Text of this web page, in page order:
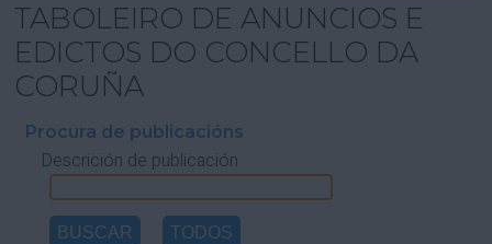
CARTAFOL CIDADÁN
AXUDA
TABOLEIRO DE ANUNCIOS E
EDICTOS DO CONCELLO DA
CORUÑA
Procura de publicacións
Descrición de publicación